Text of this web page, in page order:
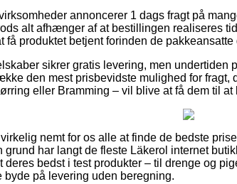
annoncerer 1 dags fragt på
alt afhænger af at bestillingen realiseres
få produktet betjent forinden de pakkeansatte
sikrer gratis levering, men undertiden
den mest prisbevidste mulighed for
eller Bramming – vil blive at få dem til at
nemt for os alle at finde de bedste
grund har langt de fleste Läkerol internet
deres bedst i test produkter – til drenge og
byde på levering uden beregning.